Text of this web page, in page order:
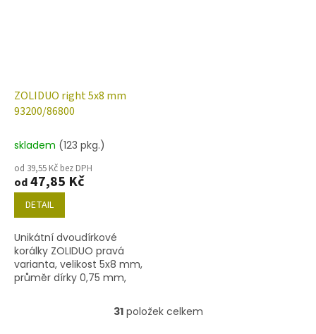
ZOLIDUO right 5x8 mm
93200/86800
skladem (123 pkg.)
od 39,55 Kč bez DPH
od47,85 Kč
DETAIL
Unikátní dvoudírkové
korálky ZOLIDUO pravá
varianta, velikost 5x8 mm,
průměr dírky 0,75 mm,
níže uvedené. Barva korál s
O
31položek celkem